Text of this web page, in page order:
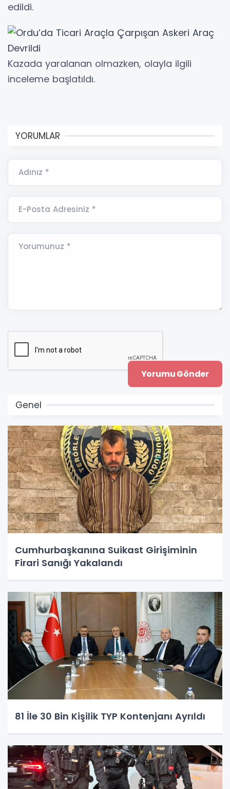
edildi.
Kazada yaralanan olmazken, olayla ilgili
inceleme başlatıldı.
YORUMLAR
Adınız *
E-Posta Adresiniz *
Yorumunuz *
Genel
Cumhurbaşkanına Suikast Girişiminin
Firari Sanığı Yakalandı
81 İle 30 Bin Kişilik TYP Kontenjanı Ayrıldı